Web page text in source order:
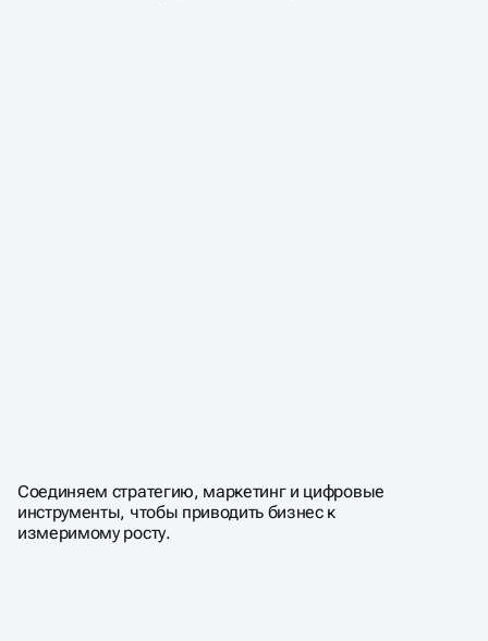
Соединяем стратегию, маркетинг и цифровые
инструменты, чтобы приводить бизнес к
измеримому росту.